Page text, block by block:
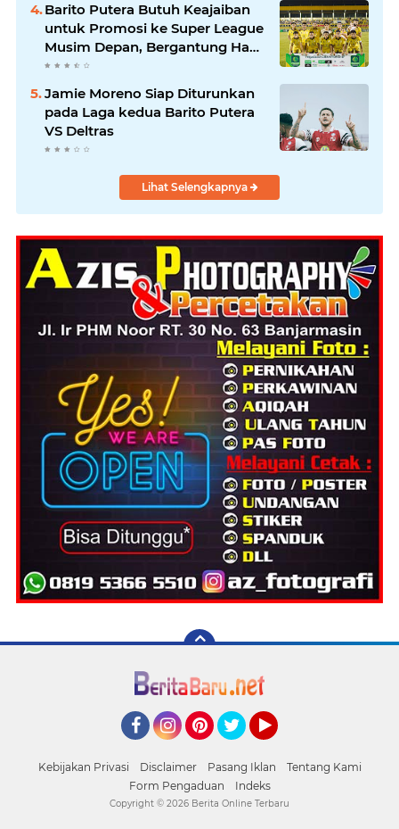
Barito Putera Butuh Keajaiban
untuk Promosi ke Super League
Musim Depan, Bergantung Hasil
PSS Sleman
Jamie Moreno Siap Diturunkan
pada Laga kedua Barito Putera
VS Deltras
Lihat Selengkapnya
Kebijakan Privasi Disclaimer Pasang Iklan
Tentang Kami
Form Pengaduan
Indeks
Copyright © 2026 Berita Online Terbaru